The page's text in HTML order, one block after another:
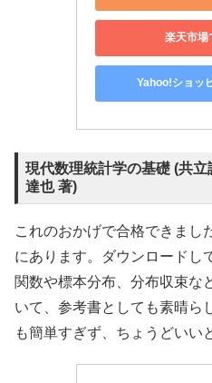
楽天市場
Yahoo!ショッ
現代数理統計学の基礎 (共
達也 著)
これのおかげで合格できまし
にあります。ダウンロードし
関数や標本分布、分布収束な
いて、参考書としても素晴ら
も簡単すぎず、ちょうどいい